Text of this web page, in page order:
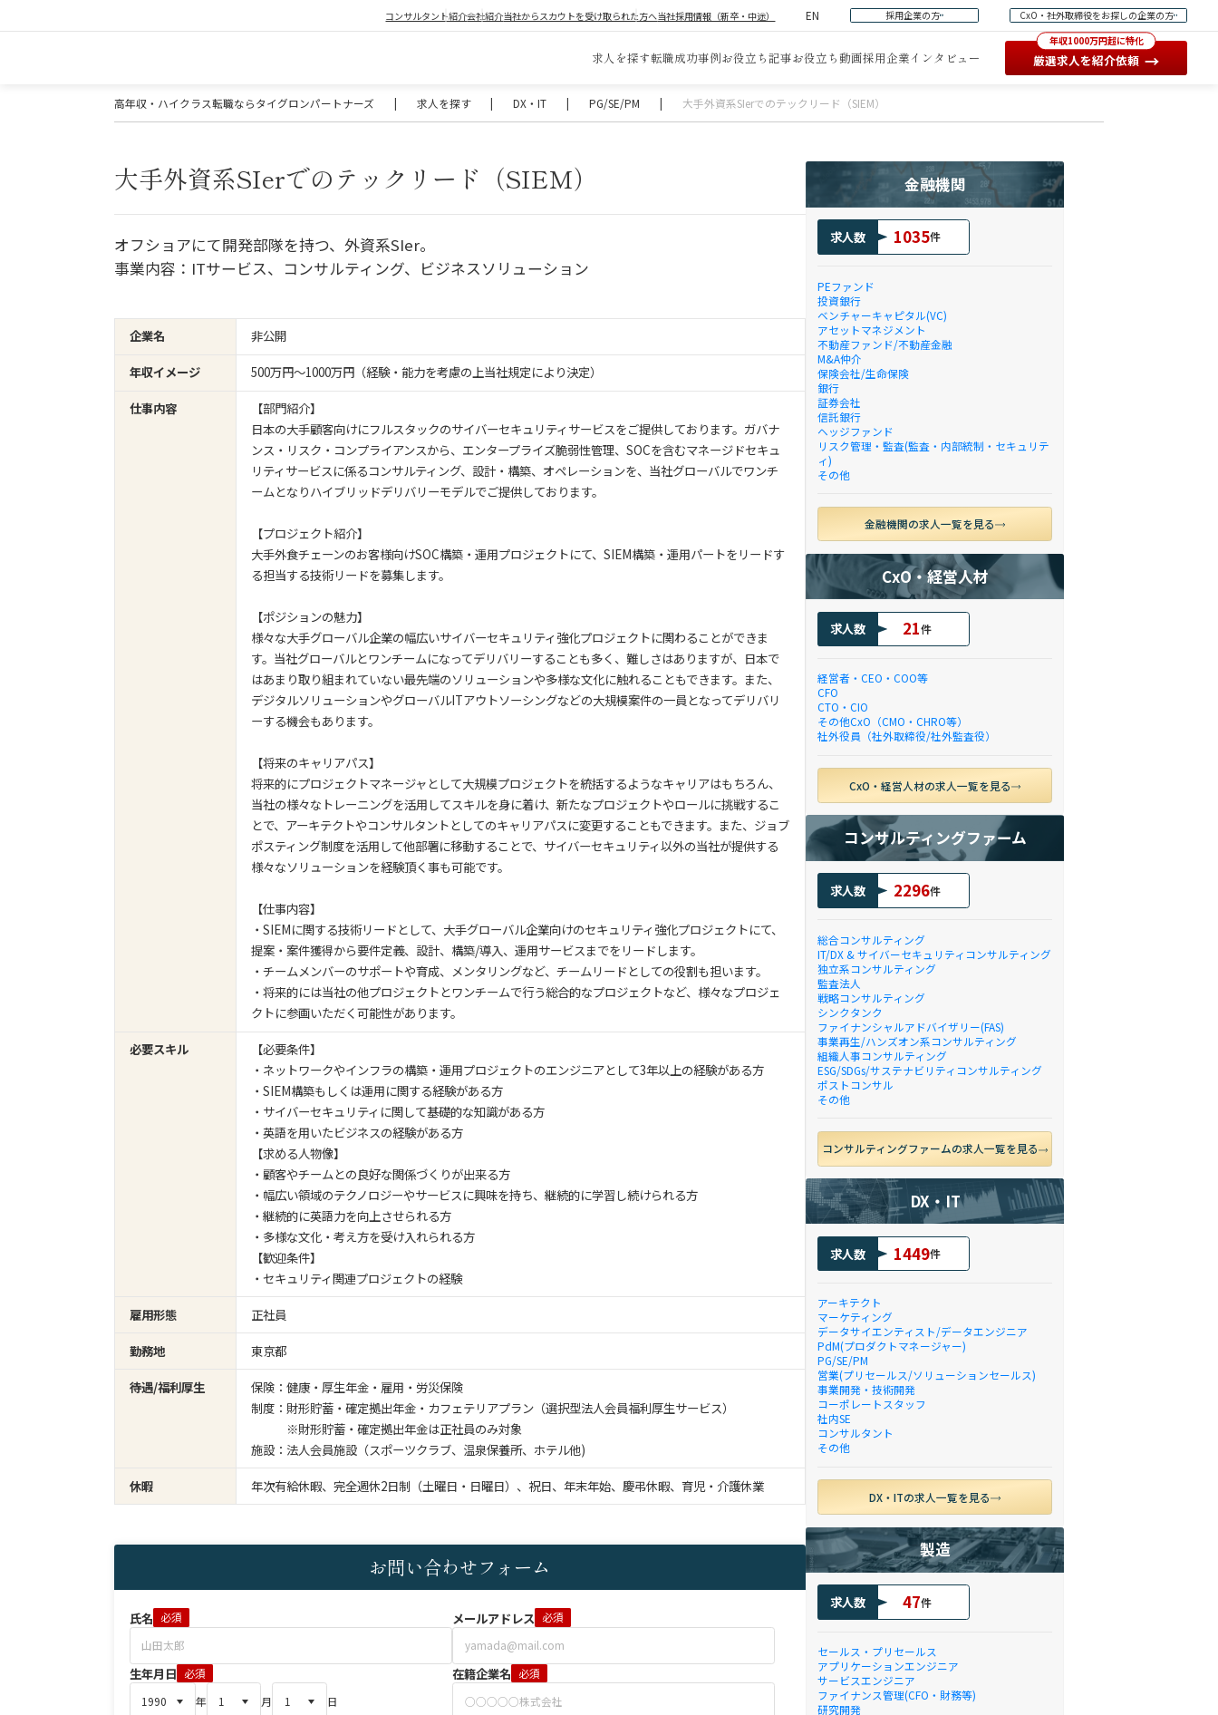
コンサルタント紹介会社紹介当社からスカウトを受け取られた方へ当社採用情報（新卒・中途） EN 採用企業の方 CxO・社外取締役をお探しの企業の方
求人を探す転職成功事例お役立ち記事お役立ち動画採用企業インタビュー
年収1000万円超に特化
厳選求人を紹介依頼 →
高年収・ハイクラス転職ならタイグロンパートナーズ | 求人を探す | DX・IT | PG/SE/PM | 大手外資系SIerでのテックリード（SIEM）
大手外資系SIerでのテックリード（SIEM）
オフショアにて開発部隊を持つ、外資系SIer。
事業内容：ITサービス、コンサルティング、ビジネスソリューション
企業名
非公開
年収イメージ
500万円〜1000万円（経験・能力を考慮の上当社規定により決定）
仕事内容
【部門紹介】
日本の大手顧客向けにフルスタックのサイバーセキュリティサービスをご提供しております。ガバナ
ンス・リスク・コンプライアンスから、エンタープライズ脆弱性管理、SOCを含むマネージドセキュ
リティサービスに係るコンサルティング、設計・構築、オペレーションを、当社グローバルでワンチ
ームとなりハイブリッドデリバリーモデルでご提供しております。
【プロジェクト紹介】
大手外食チェーンのお客様向けSOC構築・運用プロジェクトにて、SIEM構築・運用パートをリードす
る担当する技術リードを募集します。
【ポジションの魅力】
様々な大手グローバル企業の幅広いサイバーセキュリティ強化プロジェクトに関わることができま
す。当社グローバルとワンチームになってデリバリーすることも多く、難しさはありますが、日本で
はあまり取り組まれていない最先端のソリューションや多様な文化に触れることもできます。また、
デジタルソリューションやグローバルITアウトソーシングなどの大規模案件の一員となってデリバリ
ーする機会もあります。
【将来のキャリアパス】
将来的にプロジェクトマネージャとして大規模プロジェクトを統括するようなキャリアはもちろん、
当社の様々なトレーニングを活用してスキルを身に着け、新たなプロジェクトやロールに挑戦するこ
とで、アーキテクトやコンサルタントとしてのキャリアパスに変更することもできます。また、ジョブ
ポスティング制度を活用して他部署に移動することで、サイバーセキュリティ以外の当社が提供する
様々なソリューションを経験頂く事も可能です。
【仕事内容】
・SIEMに関する技術リードとして、大手グローバル企業向けのセキュリティ強化プロジェクトにて、
提案・案件獲得から要件定義、設計、構築/導入、運用サービスまでをリードします。
・チームメンバーのサポートや育成、メンタリングなど、チームリードとしての役割も担います。
・将来的には当社の他プロジェクトとワンチームで行う総合的なプロジェクトなど、様々なプロジェ
クトに参画いただく可能性があります。
必要スキル
【必要条件】
・ネットワークやインフラの構築・運用プロジェクトのエンジニアとして3年以上の経験がある方
・SIEM構築もしくは運用に関する経験がある方
・サイバーセキュリティに関して基礎的な知識がある方
・英語を用いたビジネスの経験がある方
【求める人物像】
・顧客やチームとの良好な関係づくりが出来る方
・幅広い領域のテクノロジーやサービスに興味を持ち、継続的に学習し続けられる方
・継続的に英語力を向上させられる方
・多様な文化・考え方を受け入れられる方
【歓迎条件】
・セキュリティ関連プロジェクトの経験
雇用形態
正社員
勤務地
東京都
待遇/福利厚生
保険：健康・厚生年金・雇用・労災保険
制度：財形貯蓄・確定拠出年金・カフェテリアプラン（選択型法人会員福利厚生サービス）
※財形貯蓄・確定拠出年金は正社員のみ対象
施設：法人会員施設（スポーツクラブ、温泉保養所、ホテル他)
休暇
年次有給休暇、完全週休2日制（土曜日・日曜日）、祝日、年末年始、慶弔休暇、育児・介護休業
お問い合わせフォーム
氏名 必須 メールアドレス 必須
生年月日 必須
年
月 日
在籍企業名 必須
金融機関
求人数 1035件
PEファンド
投資銀行
ベンチャーキャピタル(VC)
アセットマネジメント
不動産ファンド/不動産金融
M&A仲介
保険会社/生命保険
銀行
証券会社
信託銀行
ヘッジファンド
リスク管理・監査(監査・内部統制・セキュリテ
ィ)
その他
金融機関の求人一覧を見る
CxO・経営人材
求人数 21件
経営者・CEO・COO等
CFO
CTO・CIO
その他CxO（CMO・CHRO等）
社外役員（社外取締役/社外監査役）
CxO・経営人材の求人一覧を見る
コンサルティングファーム
求人数 2296件
総合コンサルティング
IT/DX & サイバーセキュリティコンサルティング
独立系コンサルティング
監査法人
戦略コンサルティング
シンクタンク
ファイナンシャルアドバイザリー(FAS)
事業再生/ハンズオン系コンサルティング
組織人事コンサルティング
ESG/SDGs/サステナビリティコンサルティング
ポストコンサル
その他
コンサルティングファームの求人一覧を見る
DX・IT
求人数 1449件
アーキテクト
マーケティング
データサイエンティスト/データエンジニア
PdM(プロダクトマネージャー)
PG/SE/PM
営業(プリセールス/ソリューションセールス)
事業開発・技術開発
コーポレートスタッフ
社内SE
コンサルタント
その他
DX・ITの求人一覧を見る
製造
求人数 47件
セールス・プリセールス
アプリケーションエンジニア
サービスエンジニア
ファイナンス管理(CFO・財務等)
研究開発